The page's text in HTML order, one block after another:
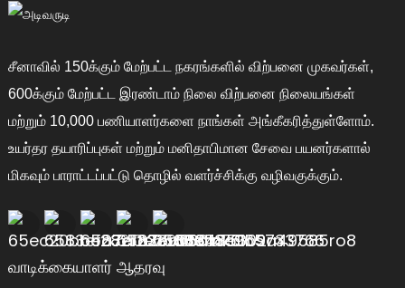
சீனாவில் 150க்கும் மேற்பட்ட நகரங்களில் விற்பனை முகவர்கள்,
600க்கும் மேற்பட்ட இரண்டாம் நிலை விற்பனை நிலையங்கள்
மற்றும் 10,000 பணியாளர்களை நாங்கள் அங்கீகரித்துள்ளோம்.
உயர்தர தயாரிப்புகள் மற்றும் மனிதாபிமான சேவை பயனர்களால்
மிகவும் பாராட்டப்பட்டு தொழில் வளர்ச்சிக்கு வழிவகுக்கும்.
வாடிக்கையாளர் ஆதரவு